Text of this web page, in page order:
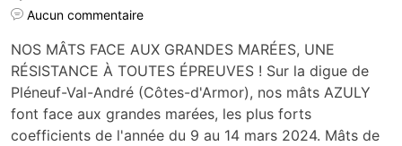
Aucun commentaire
NOS MÂTS FACE AUX GRANDES MARÉES, UNE
RÉSISTANCE À TOUTES ÉPREUVES ! Sur la digue de
Pléneuf-Val-André (Côtes-d'Armor), nos mâts AZULY
font face aux grandes marées, les plus forts
coefficients de l'année du 9 au 14 mars 2024. Mâts de